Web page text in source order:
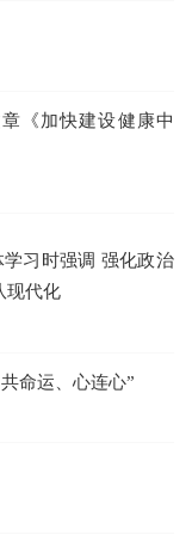
《加快建设健康中
习时强调 强化政治
现代化
命运、心连心”